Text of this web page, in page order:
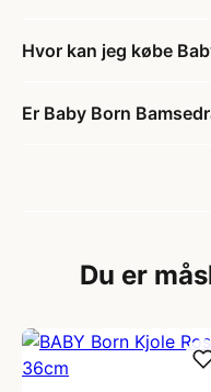
Hvor kan jeg købe
Er Baby Born
Du er